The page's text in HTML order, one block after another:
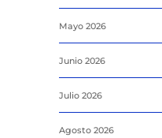
Mayo 2026
Junio 2026
Julio 2026
Agosto 2026